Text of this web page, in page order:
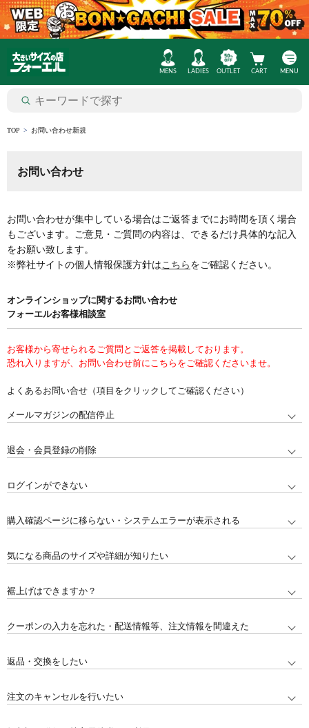
MENS LADIES OUTLET CART MENU
TOP お問い合わせ新規
お問い合わせ
お問い合わせが集中している場合はご返答までにお時間を頂く場合
もございます。ご意見・ご質問の内容は、できるだけ具体的な記入
をお願い致します。
※弊社サイトの個人情報保護方針はこちら をご確認ください。
オンラインショップに関するお問い合わせ
フォーエルお客様相談室
お客様から寄せられるご質問とご返答を掲載しております。
恐れ入りますが、お問い合わせ前にこちらをご確認くださいませ。
よくあるお問い合せ（項目をクリックしてご確認ください）
メールマガジンの配信停止
退会・会員登録の削除
ログインができない
購入確認ページに移らない・システムエラーが表示される
気になる商品のサイズや詳細が知りたい
裾上げはできますか？
クーポンの入力を忘れた・配送情報等、注文情報を間違えた
返品・交換をしたい
注文のキャンセルを行いたい